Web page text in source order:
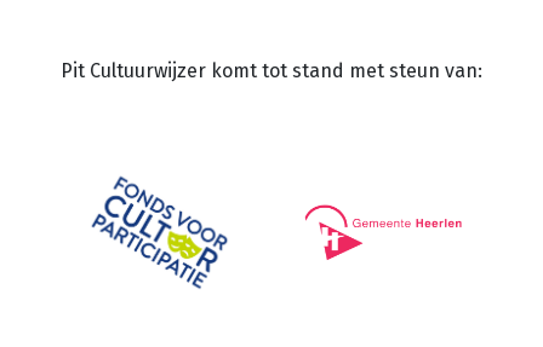
Pit Cultuurwijzer komt tot stand met steun van: